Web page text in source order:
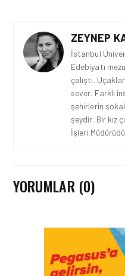
ZEYNEP
İstanbul
Edebiyatı
çalıştı.
sever. Farklı
şehirlerin
şeydir. Bir kız
İşleri
YORUMLAR (0)